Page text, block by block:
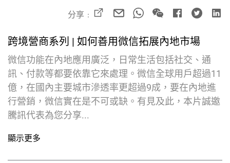
分享﹕
跨境營商系列 | 如何善用微信拓展內地市場
微信功能在內地應用廣泛，日常生活包括社交、通
訊、付款等都要依靠它來處理。微信全球用戶超過11
億，在國內主要城市滲透率更超過9成，要在內地進
行營銷，微信實在是不可或缺。有見及此，本片誠邀
騰訊代表為您分享...
顯示更多